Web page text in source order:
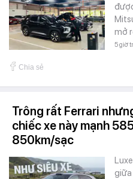
mở
5 giờ
Chia sẻ
Trông rất Ferrari
chiếc xe này mạnh
850km/sạc